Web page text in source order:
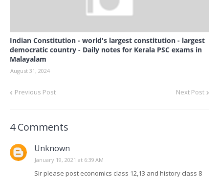
Indian Constitution - world's largest constitution - largest
democratic country - Daily notes for Kerala PSC exams in
Malayalam
August 31, 2024
Previous Post Next Post
4 Comments
Unknown
January 19, 2021 at 6:39 AM
Sir please post economics class 12,13 and history class 8